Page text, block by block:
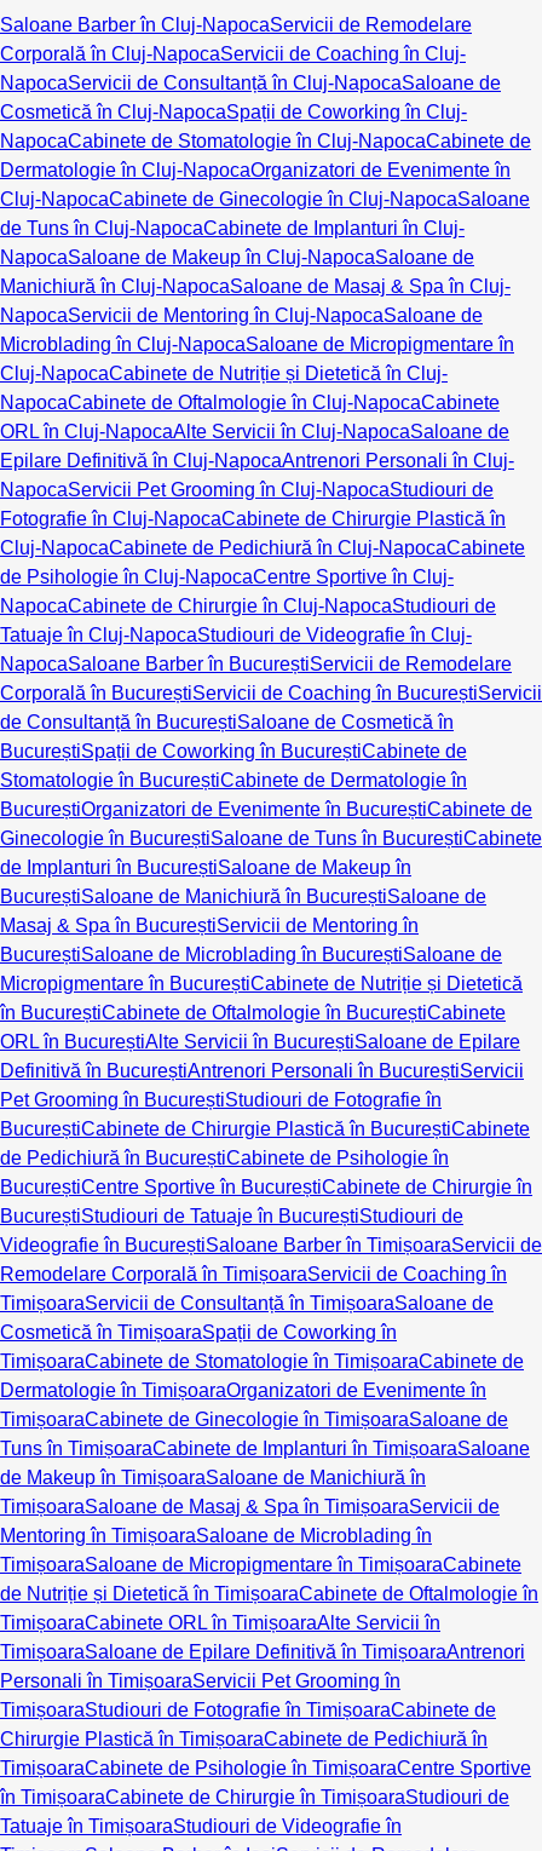
Saloane Barber în Cluj-NapocaServicii de Remodelare
Corporală în Cluj-NapocaServicii de Coaching în Cluj-
NapocaServicii de Consultanță în Cluj-NapocaSaloane de
Cosmetică în Cluj-NapocaSpații de Coworking în Cluj-
NapocaCabinete de Stomatologie în Cluj-NapocaCabinete de
Dermatologie în Cluj-NapocaOrganizatori de Evenimente în
Cluj-NapocaCabinete de Ginecologie în Cluj-NapocaSaloane
de Tuns în Cluj-NapocaCabinete de Implanturi în Cluj-
NapocaSaloane de Makeup în Cluj-NapocaSaloane de
Manichiură în Cluj-NapocaSaloane de Masaj & Spa în Cluj-
NapocaServicii de Mentoring în Cluj-NapocaSaloane de
Microblading în Cluj-NapocaSaloane de Micropigmentare în
Cluj-NapocaCabinete de Nutriție și Dietetică în Cluj-
NapocaCabinete de Oftalmologie în Cluj-NapocaCabinete
ORL în Cluj-NapocaAlte Servicii în Cluj-NapocaSaloane de
Epilare Definitivă în Cluj-NapocaAntrenori Personali în Cluj-
NapocaServicii Pet Grooming în Cluj-NapocaStudiouri de
Fotografie în Cluj-NapocaCabinete de Chirurgie Plastică în
Cluj-NapocaCabinete de Pedichiură în Cluj-NapocaCabinete
de Psihologie în Cluj-NapocaCentre Sportive în Cluj-
NapocaCabinete de Chirurgie în Cluj-NapocaStudiouri de
Tatuaje în Cluj-NapocaStudiouri de Videografie în Cluj-
NapocaSaloane Barber în BucureștiServicii de Remodelare
Corporală în BucureștiServicii de Coaching în BucureștiServicii
de Consultanță în BucureștiSaloane de Cosmetică în
BucureștiSpații de Coworking în BucureștiCabinete de
Stomatologie în BucureștiCabinete de Dermatologie în
BucureștiOrganizatori de Evenimente în BucureștiCabinete de
Ginecologie în BucureștiSaloane de Tuns în BucureștiCabinete
de Implanturi în BucureștiSaloane de Makeup în
BucureștiSaloane de Manichiură în BucureștiSaloane de
Masaj & Spa în BucureștiServicii de Mentoring în
BucureștiSaloane de Microblading în BucureștiSaloane de
Micropigmentare în BucureștiCabinete de Nutriție și Dietetică
în BucureștiCabinete de Oftalmologie în BucureștiCabinete
ORL în BucureștiAlte Servicii în BucureștiSaloane de Epilare
Definitivă în BucureștiAntrenori Personali în BucureștiServicii
Pet Grooming în BucureștiStudiouri de Fotografie în
BucureștiCabinete de Chirurgie Plastică în BucureștiCabinete
de Pedichiură în BucureștiCabinete de Psihologie în
BucureștiCentre Sportive în BucureștiCabinete de Chirurgie în
BucureștiStudiouri de Tatuaje în BucureștiStudiouri de
Videografie în BucureștiSaloane Barber în TimișoaraServicii de
Remodelare Corporală în TimișoaraServicii de Coaching în
TimișoaraServicii de Consultanță în TimișoaraSaloane de
Cosmetică în TimișoaraSpații de Coworking în
TimișoaraCabinete de Stomatologie în TimișoaraCabinete de
Dermatologie în TimișoaraOrganizatori de Evenimente în
TimișoaraCabinete de Ginecologie în TimișoaraSaloane de
Tuns în TimișoaraCabinete de Implanturi în TimișoaraSaloane
de Makeup în TimișoaraSaloane de Manichiură în
TimișoaraSaloane de Masaj & Spa în TimișoaraServicii de
Mentoring în TimișoaraSaloane de Microblading în
TimișoaraSaloane de Micropigmentare în TimișoaraCabinete
de Nutriție și Dietetică în TimișoaraCabinete de Oftalmologie în
TimișoaraCabinete ORL în TimișoaraAlte Servicii în
TimișoaraSaloane de Epilare Definitivă în TimișoaraAntrenori
Personali în TimișoaraServicii Pet Grooming în
TimișoaraStudiouri de Fotografie în TimișoaraCabinete de
Chirurgie Plastică în TimișoaraCabinete de Pedichiură în
TimișoaraCabinete de Psihologie în TimișoaraCentre Sportive
în TimișoaraCabinete de Chirurgie în TimișoaraStudiouri de
Tatuaje în TimișoaraStudiouri de Videografie în